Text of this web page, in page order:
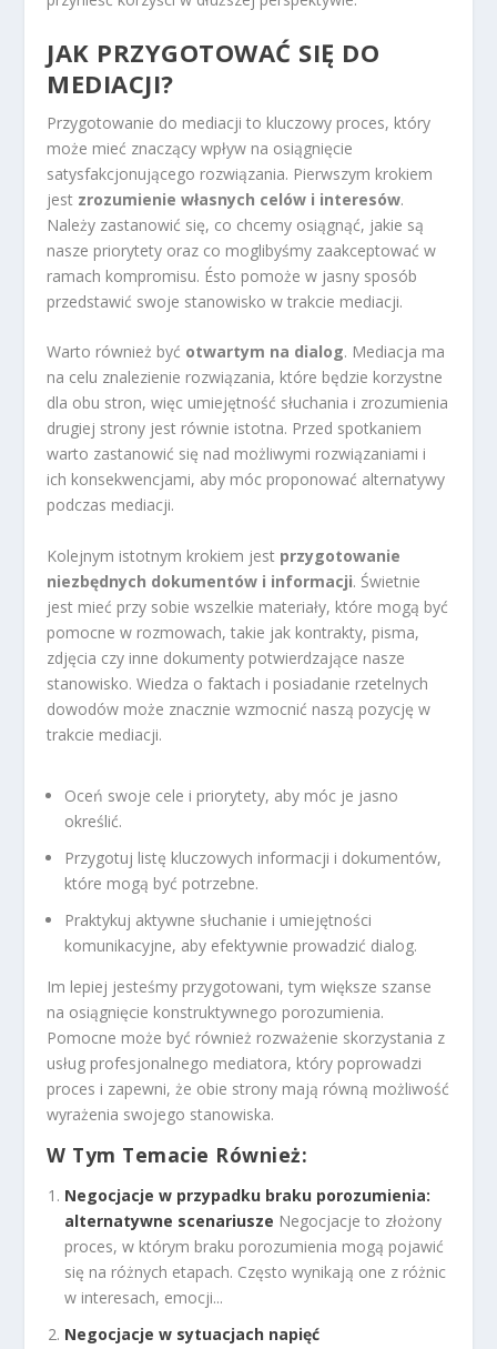
JAK PRZYGOTOWAĆ SIĘ DO
MEDIACJI?
Przygotowanie do mediacji to kluczowy proces, który
może mieć znaczący wpływ na osiągnięcie
satysfakcjonującego rozwiązania. Pierwszym krokiem
jest zrozumienie własnych celów i interesów.
Należy zastanowić się, co chcemy osiągnąć, jakie są
nasze priorytety oraz co moglibyśmy zaakceptować w
ramach kompromisu. Ésto pomoże w jasny sposób
przedstawić swoje stanowisko w trakcie mediacji.
Warto również być otwartym na dialog. Mediacja ma
na celu znalezienie rozwiązania, które będzie korzystne
dla obu stron, więc umiejętność słuchania i zrozumienia
drugiej strony jest równie istotna. Przed spotkaniem
warto zastanowić się nad możliwymi rozwiązaniami i
ich konsekwencjami, aby móc proponować alternatywy
podczas mediacji.
Kolejnym istotnym krokiem jest przygotowanie
niezbędnych dokumentów i informacji. Świetnie
jest mieć przy sobie wszelkie materiały, które mogą być
pomocne w rozmowach, takie jak kontrakty, pisma,
zdjęcia czy inne dokumenty potwierdzające nasze
stanowisko. Wiedza o faktach i posiadanie rzetelnych
dowodów może znacznie wzmocnić naszą pozycję w
trakcie mediacji.
Oceń swoje cele i priorytety, aby móc je jasno
określić.
Przygotuj listę kluczowych informacji i dokumentów,
które mogą być potrzebne.
Praktykuj aktywne słuchanie i umiejętności
komunikacyjne, aby efektywnie prowadzić dialog.
Im lepiej jesteśmy przygotowani, tym większe szanse
na osiągnięcie konstruktywnego porozumienia.
Pomocne może być również rozważenie skorzystania z
usług profesjonalnego mediatora, który poprowadzi
proces i zapewni, że obie strony mają równą możliwość
wyrażenia swojego stanowiska.
W Tym Temacie Również:
Negocjacje w przypadku braku porozumienia:
alternatywne scenariusze Negocjacje to złożony
proces, w którym braku porozumienia mogą pojawić
się na różnych etapach. Często wynikają one z różnic
w interesach, emocji...
Negocjacje w sytuacjach napięć